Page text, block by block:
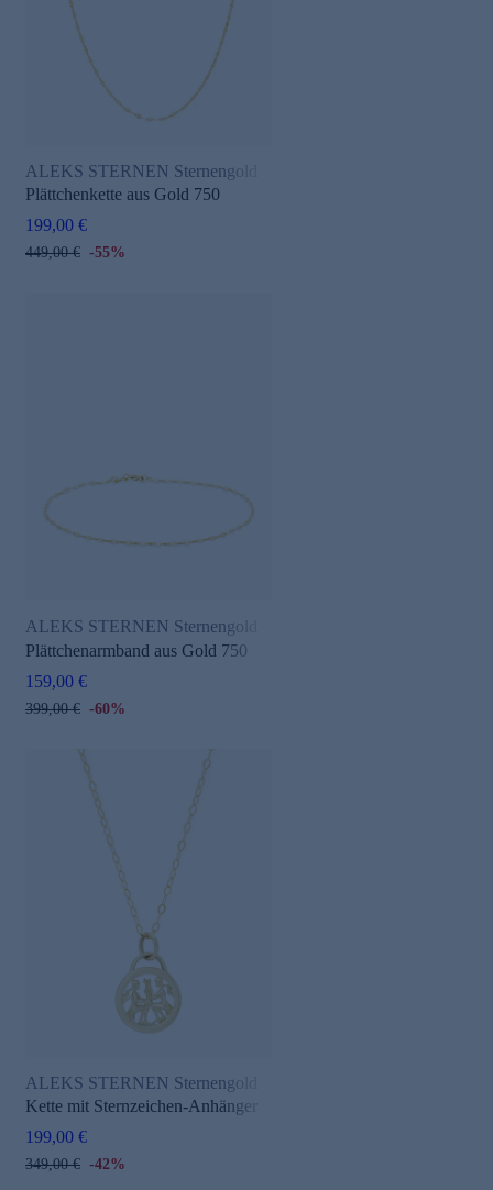
ALEKS STERNEN Sternengold
Plättchenkette aus Gold 750
199,00 €
449,00 € -55%
ALEKS STERNEN Sternengold
Plättchenarmband aus Gold 750
159,00 €
399,00 € -60%
ALEKS STERNEN Sternengold
Kette mit Sternzeichen-Anhänger
199,00 €
349,00 € -42%